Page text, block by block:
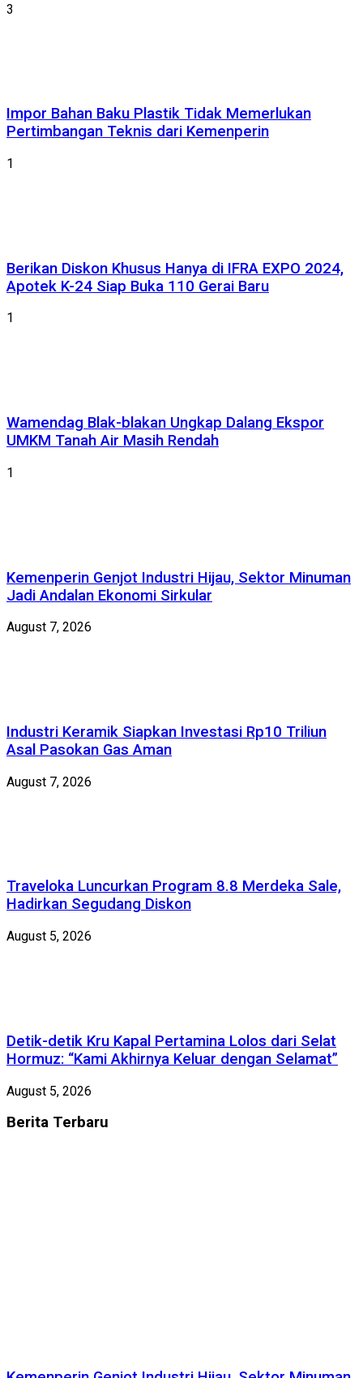
3
Impor Bahan Baku Plastik Tidak Memerlukan
Pertimbangan Teknis dari Kemenperin
1
Berikan Diskon Khusus Hanya di IFRA EXPO 2024,
Apotek K-24 Siap Buka 110 Gerai Baru
1
Wamendag Blak-blakan Ungkap Dalang Ekspor
UMKM Tanah Air Masih Rendah
1
Kemenperin Genjot Industri Hijau, Sektor Minuman
Jadi Andalan Ekonomi Sirkular
August 7, 2026
Industri Keramik Siapkan Investasi Rp10 Triliun
Asal Pasokan Gas Aman
August 7, 2026
Traveloka Luncurkan Program 8.8 Merdeka Sale,
Hadirkan Segudang Diskon
August 5, 2026
Detik-detik Kru Kapal Pertamina Lolos dari Selat
Hormuz: “Kami Akhirnya Keluar dengan Selamat”
August 5, 2026
Berita Terbaru